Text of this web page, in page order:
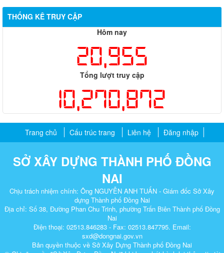
THỐNG KÊ TRUY CẬP
Hôm nay
20,955
Tổng lượt truy cập
10,270,872
Trang chủ Cấu trúc trang Liên hệ Đăng nhập
SỞ XÂY DỰNG THÀNH PHỐ ĐỒNG
NAI
Chịu trách nhiệm chính: Ông NGUYỄN ANH TUẤN - Giám đốc Sở Xây
dựng Thành phố Đồng Nai
Địa chỉ: Số 38, Đường Phan Chu Trinh, phường Trấn Biên Thành phố Đồng
Nai
Điện thoại: 02513.846283 - Fax: 02513.847795. Email:
sxd@dongnai.gov.vn
Bản quyền thuộc về Sở Xây Dựng Thành phố Đồng Nai